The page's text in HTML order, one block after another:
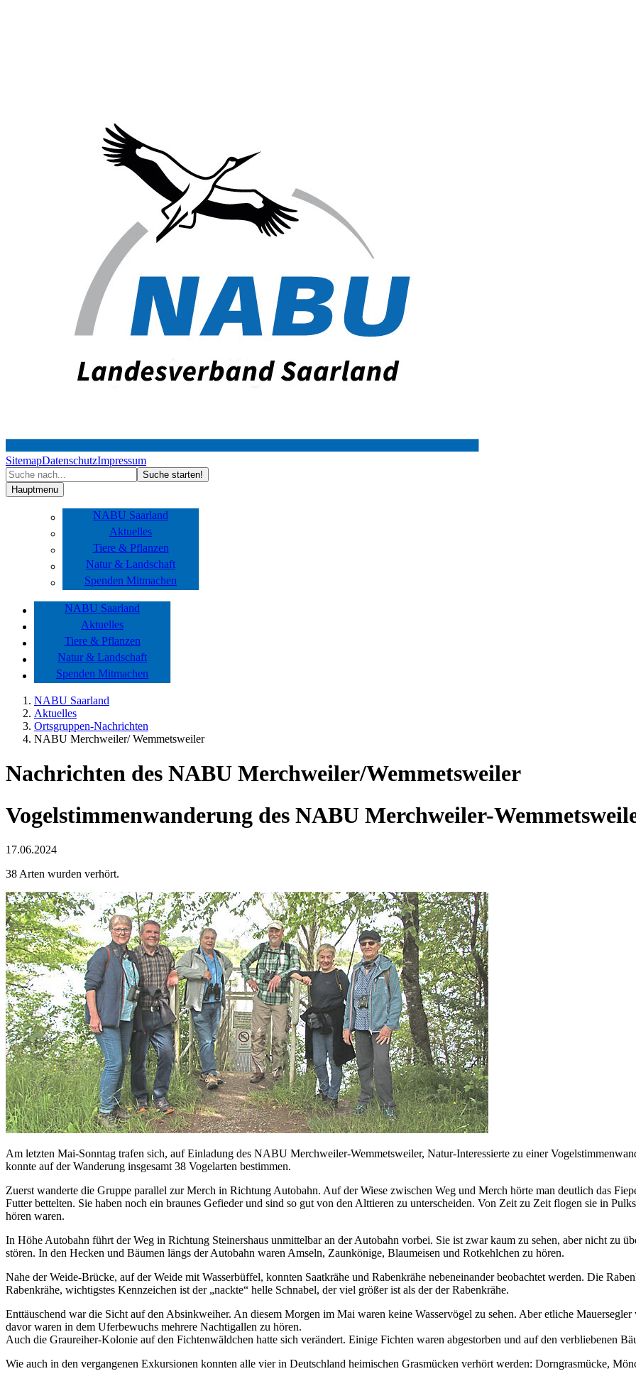
SitemapDatenschutzImpressum
Hauptmenu
NABU Saarland
Aktuelles
Tiere & Pflanzen
Natur & Landschaft
Spenden Mitmachen
NABU Saarland
Aktuelles
Tiere & Pflanzen
Natur & Landschaft
Spenden Mitmachen
NABU Saarland
Aktuelles
Ortsgruppen-Nachrichten
NABU Merchweiler/ Wemmetsweiler
Nachrichten des NABU Merchweiler/Wemmetsweiler
Vogelstimmenwanderung des NABU Merchweiler-
17.06.2024
38 Arten wurden verhört.
Am letzten Mai-Sonntag trafen sich, auf Einladung des NABU Merchweiler-Wemmetsweiler, Natur-Interessierte zu einer
konnte auf der Wanderung insgesamt 38 Vogelarten bestimmen.
Zuerst wanderte die Gruppe parallel zur Merch in Richtung Autobahn. Auf der Wiese zwischen Weg und Merch hörte man deutlich das
Futter bettelten. Sie haben noch ein braunes Gefieder und sind so gut von den Alttieren zu unterscheiden. Von Zeit zu Zeit flogen sie in
hören waren.
In Höhe Autobahn führt der Weg in Richtung Steinershaus unmittelbar an der Autobahn vorbei. Sie ist zwar kaum zu sehen, aber nicht zu
stören. In den Hecken und Bäumen längs der Autobahn waren Amseln, Zaunkönige, Blaumeisen und Rotkehlchen zu hören.
Nahe der Weide-Brücke, auf der Weide mit Wasserbüffel, konnten Saatkrähe und Rabenkrähe nebeneinander beobachtet werden. Die
Rabenkrähe, wichtigstes Kennzeichen ist der „nackte“ helle Schnabel, der viel größer ist als der der Rabenkrähe.
Enttäuschend war die Sicht auf den Absinkweiher. An diesem Morgen im Mai waren keine Wasservögel zu sehen. Aber etliche
davor waren in dem Uferbewuchs mehrere Nachtigallen zu hören.
Auch die Graureiher-Kolonie auf den Fichtenwäldchen hatte sich verändert. Einige Fichten waren abgestorben und auf den verbliebenen
Wie auch in den vergangenen Exkursionen konnten alle vier in Deutschland heimischen Grasmücken verhört werden: Dorngrasmücke,